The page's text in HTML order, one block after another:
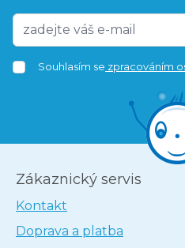
Souhlasím se zpracováním
Zákaznický servis
Kontakt
Doprava a platba